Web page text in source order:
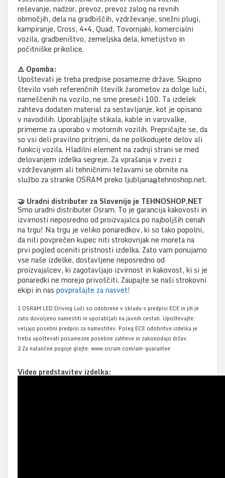
reševanje, nadzor, prevoz, prevoz zalog na revnih
območjih, dela na gradbiščih, vzdrževanje, snežni plugi,
kampiranje, Cross, 4×4, Quad, Tovornjaki, komercialni
vozila, gradbeništvo, zemeljska dela, kmetijstvo in
počitniške prikolice.
⚠️ Opomba:
Upoštevati je treba predpise posamezne države. Skupno
število vseh referenčnih številk žarometov za dolge luči,
nameščenih na vozilo, ne sme preseči 100. Ta izdelek
zahteva dodaten material za sestavljanje, kot je opisano
v navodilih. Uporabljajte stikala, kable in varovalke,
primerne za uporabo v motornih vozilih. Prepričajte se, da
so vsi deli pravilno pritrjeni, da ne poškodujete delov ali
funkcij vozila. Hladilni element na zadnji strani se med
delovanjem izdelka segreje. Za vprašanja v zvezi z
vzdrževanjem ali tehničnimi težavami se obrnite na
službo za stranke OSRAM preko ljubljana@tehnoshop.net.
🤝 Uradni distributer za Slovenijo je TEHNOSHOP.NET
Smo uradni distributer Osram. To je garancija kakovosti in
izvirnosti neposredno od proizvajalca po najboljših cenah
na trgu! Na trgu je veliko ponaredkov, ki so tako popolni,
da niti povprečen kupec niti strokovnjak ne moreta na
prvi pogled oceniti pristnosti izdelka. Zato vam ponujamo
vse naše izdelke, dostavljene neposredno od
proizvajalcev, ki zagotavljajo izvirnost in kakovost, ki si je
ponaredki ne morejo privoščiti. Zaupajte se naši strokovni
ekipi in nas povprašajte za nasvet!
1 OSRAM LED Driving Luči so odobrene v skladu s predpisi ECE in jih je
zato dovoljeno namestiti in uporabljati na javnih cestah. Upoštevajte:
veljajo posebni predpisi za namestitev. Poleg ECE odobritve izdelka je
treba upoštevati posamezne posebne zahteve in zakonodajo držav.
2 Za natančne pogoje glejte: www.osram.com/am-guarantee
Video predstavitev izdelka: